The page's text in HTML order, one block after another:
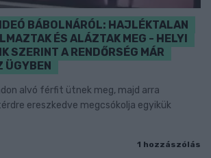
BÁBOLNÁRÓL: HAJLÉKTALAN
ÉS ALÁZTAK MEG - HELYI
SZERINT A RENDŐRSÉG MÁR
ÜGYBEN
alvó férfit ütnek meg, majd arra
ereszkedve megcsókolja egyikük
1 hozzászólás